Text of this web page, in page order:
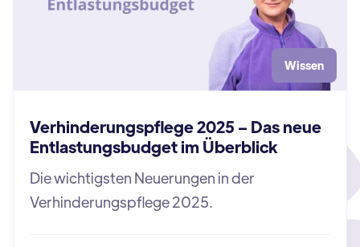
Wissen
Verhinderungspflege 2025 – Das neue
Entlastungsbudget im Überblick
Die wichtigsten Neuerungen in der
Verhinderungspflege 2025.